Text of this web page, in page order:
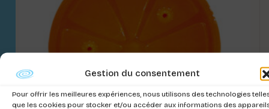
Gestion du consentement
Pour offrir les meilleures expériences, nous utilisons des technologies
que les cookies pour stocker et/ou accéder aux informations des